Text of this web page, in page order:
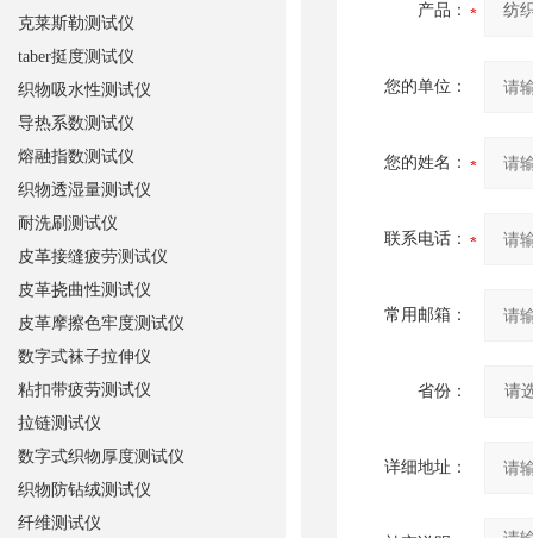
产品：
您的单位：
您的姓名：
联系电话：
常用邮箱：
省份：
详细地址：
克莱斯勒测试仪
taber挺度测试仪
织物吸水性测试仪
导热系数测试仪
熔融指数测试仪
织物透湿量测试仪
耐洗刷测试仪
皮革接缝疲劳测试仪
皮革挠曲性测试仪
皮革摩擦色牢度测试仪
数字式袜子拉伸仪
粘扣带疲劳测试仪
拉链测试仪
数字式织物厚度测试仪
织物防钻绒测试仪
纤维测试仪